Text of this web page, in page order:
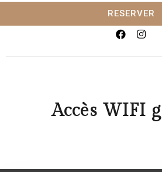
RESERVER
Accès WIFI